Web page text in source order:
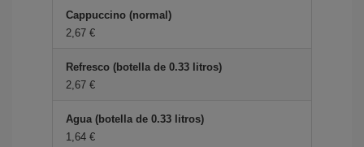
Cappuccino (normal)
2,67 €
Refresco (botella de 0.33 litros)
2,67 €
Agua (botella de 0.33 litros)
1,64 €